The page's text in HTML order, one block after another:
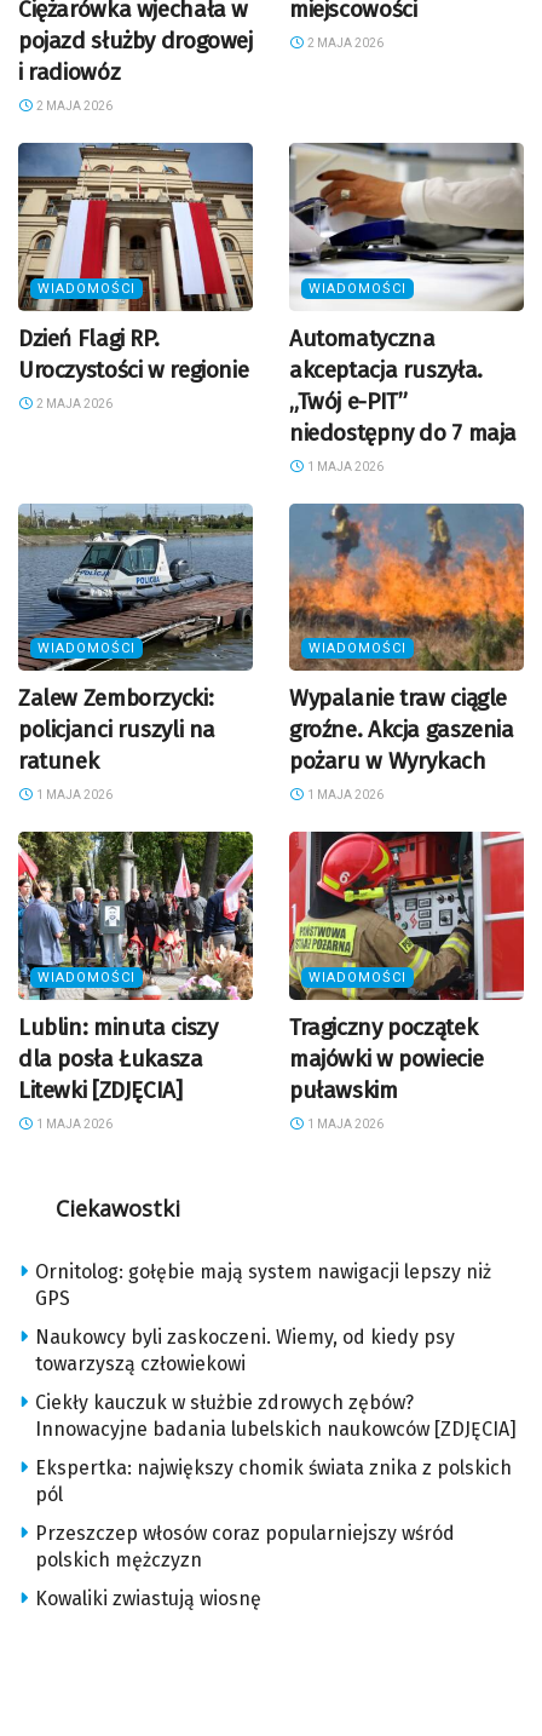
Ciężarówka wjechała w
pojazd służby drogowej
i radiowóz
2 MAJA 2026
miejscowości
2 MAJA 2026
WIADOMOŚCI
Dzień Flagi RP.
Uroczystości w regionie
2 MAJA 2026
WIADOMOŚCI
Automatyczna
akceptacja ruszyła.
„Twój e-PIT”
niedostępny do 7 maja
1 MAJA 2026
WIADOMOŚCI
Zalew Zemborzycki:
policjanci ruszyli na
ratunek
1 MAJA 2026
WIADOMOŚCI
Wypalanie traw ciągle
groźne. Akcja gaszenia
pożaru w Wyrykach
1 MAJA 2026
WIADOMOŚCI
Lublin: minuta ciszy
dla posła Łukasza
Litewki [ZDJĘCIA]
1 MAJA 2026
WIADOMOŚCI
Tragiczny początek
majówki w powiecie
puławskim
1 MAJA 2026
Ciekawostki
Ornitolog: gołębie mają system nawigacji lepszy niż
GPS
Naukowcy byli zaskoczeni. Wiemy, od kiedy psy
towarzyszą człowiekowi
Ciekły kauczuk w służbie zdrowych zębów?
Innowacyjne badania lubelskich naukowców [ZDJĘCIA]
Ekspertka: największy chomik świata znika z polskich
pól
Przeszczep włosów coraz popularniejszy wśród
polskich mężczyzn
Kowaliki zwiastują wiosnę